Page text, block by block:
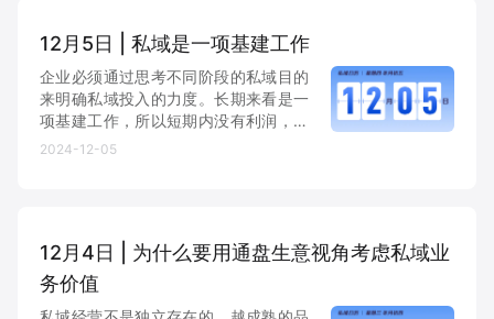
12月5日 | 私域是一项基建工作
企业必须通过思考不同阶段的私域目的
来明确私域投入的力度。长期来看是一
项基建工作，所以短期内没有利润，大
部分企业会 放弃建设工作。那么长期来
2024-12-05
12月4日 | 为什么要用通盘生意视角考虑私域业
务价值